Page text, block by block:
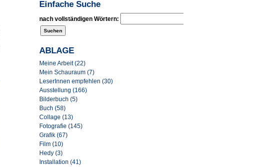
Einfache Suche
nach vollständigen Wörtern:
ABLAGE
Meine Arbeit (22)
Mein Schauraum (7)
LeserInnen empfehlen (30)
Ausstellung (166)
Bilderbuch (5)
Buch (58)
Collage (13)
Fotografie (145)
Grafik (67)
Film (10)
Hedy (3)
Installation (41)